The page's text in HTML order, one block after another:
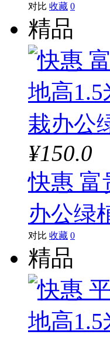
对比 收藏 0
精品
¥150.0
快惠 富
办公绿
对比 收藏 0
精品